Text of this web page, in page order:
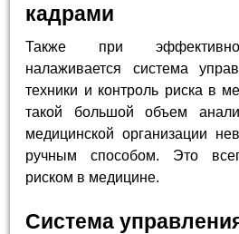
кадрами
Также при
налаживается система
техники и контроль риска в
такой большой объем
медицинской организации
ручным способом. Это
риском в медицине.
Система